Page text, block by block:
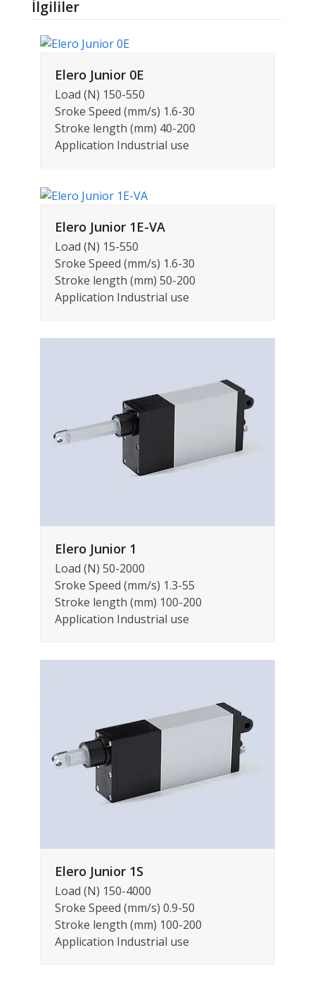
İlgililer
Elero Junior 0E
Load (N) 150-550
Sroke Speed (mm/s) 1.6-30
Stroke length (mm) 40-200
Application Industrial use
Elero Junior 1E-VA
Load (N) 15-550
Sroke Speed (mm/s) 1.6-30
Stroke length (mm) 50-200
Application Industrial use
Elero Junior 1
Load (N) 50-2000
Sroke Speed (mm/s) 1.3-55
Stroke length (mm) 100-200
Application Industrial use
Elero Junior 1S
Load (N) 150-4000
Sroke Speed (mm/s) 0.9-50
Stroke length (mm) 100-200
Application Industrial use